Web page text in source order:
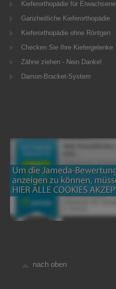
Kieferorthopädie für Erwachsene
Ganzheitliche Kieferorthopädie
Kieferorthopädie ohne Röntgen
Checken Sie Ihre Kiefergelenke
Zähne ziehen - Nein Danke!
Damon-Bracket-System
nach oben